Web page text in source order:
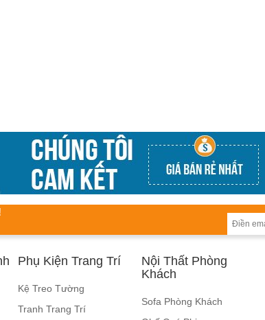
Phụ Kiện Trang Trí
Kệ Treo Tường
Tranh Trang Trí
Nội Thất Phòng
Khách
Sofa Phòng Khách